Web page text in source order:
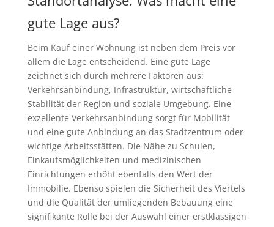
gute Lage aus?
Beim Kauf einer Wohnung ist neben dem Preis vor
allem die Lage entscheidend. Eine gute Lage
zeichnet sich durch mehrere Faktoren aus:
Verkehrsanbindung, Infrastruktur, wirtschaftliche
Stabilität der Region und soziale Umgebung. Eine
exzellente Verkehrsanbindung sorgt für Mobilität
und eine gute Anbindung an das Stadtzentrum oder
wichtige Arbeitsstätten. Die Nähe zu Schulen,
Einkaufsmöglichkeiten und medizinischen
Einrichtungen erhöht ebenfalls den Wert der
Immobilie. Ebenso spielen die Sicherheit des Viertels
und die Qualität der umliegenden Bebauung eine
signifikante Rolle bei der Auswahl einer erstklassigen